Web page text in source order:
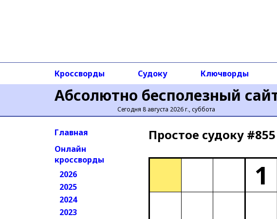
Абсолютно бесполезный
Сегодня 8 августа 2026 г., суббота
Кроссворды Судоку Ключворды
Главная
Онлайн
кроссворды
2026
2025
2024
2023
Простое cудоку #855
1